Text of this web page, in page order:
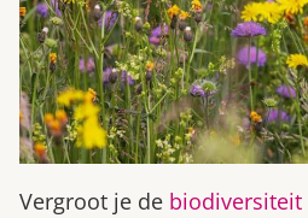
Vergroot je de biodiversiteit